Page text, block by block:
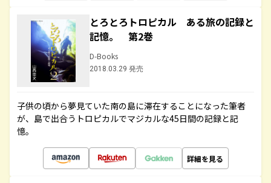
とろとろトロピカル ある旅の記録と
記憶。 第2巻
D-Books
2018.03.29 発売
子供の頃から夢見ていた南の島に滞在することになった筆者
が、島で出合うトロピカルでマジカルな45日間の記録と記
憶。
詳細を見る